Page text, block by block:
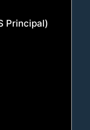
Principal)